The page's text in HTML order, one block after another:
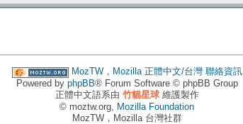
MozTW，Mozilla 正體中文/台灣 聯絡資訊
Powered by phpBB® Forum Software © phpBB Group
正體中文語系由 竹貓星球維護製作
© moztw.org, Mozilla Foundation
MozTW，Mozilla 台灣社群